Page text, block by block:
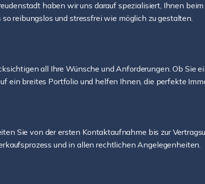
haben wir uns darauf spezialisiert, Ihnen beim
reibungslos und stressfrei wie möglich zu gestalten.
all Ihre Wünsche und Anforderungen. Ob Sie
ein breites Portfolio und helfen Ihnen, die perfekte
Sie von der ersten Kontaktaufnahme bis zur
und in allen rechtlichen Angelegenheiten.